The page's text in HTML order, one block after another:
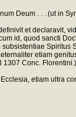
Deum . . . (ut in
et declaravit,
id, quod sancti
Spiritus
etiam
1307 Conc.
etiam ultra